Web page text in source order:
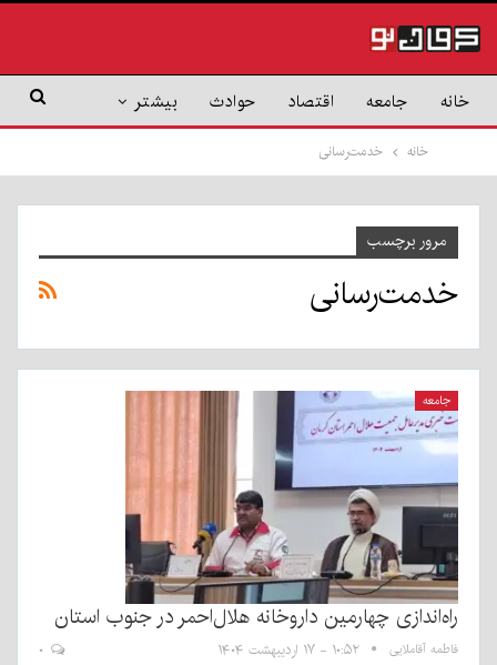
خانه جامعه اقتصاد حوادث بیشتر
خانه خدمت‌رسانی
مرور برچسب
خدمت‌رسانی
جامعه
راه‌اندازی چهارمین داروخانه هلال‌احمر در جنوب استان
فاطمه آقاملایی ۱۰:۵۲ - ۱۷ اردیبهشت ۱۴۰۴